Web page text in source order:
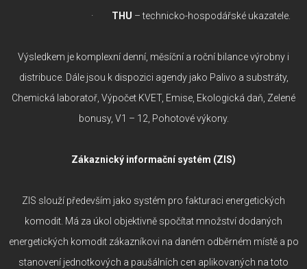
· THU – technicko-hospodářské ukazatele.
Výsledkem je komplexní denní, měsíční a roční bilance výrobny i
distribuce. Dále jsou k dispozici agendy jako Palivo a substráty,
Chemická laboratoř, Výpočet KVET, Emise, Ekologická daň, Zelené
bonusy, V1 – 12, Pohotové výkony.
Zákaznický informační systém (ZIS)
ZIS slouží především jako systém pro fakturaci energetických
komodit. Má za úkol objektivně spočítat množství dodaných
energetických komodit zákazníkovi na daném odběrném místě a po
stanovení jednotkových a paušálních cen aplikovaných na toto